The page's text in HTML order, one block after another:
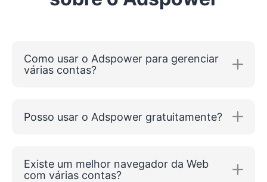
Como usar o Adspower para gerenciar
várias contas?
Posso usar o Adspower gratuitamente?
Existe um melhor navegador da Web
com várias contas?